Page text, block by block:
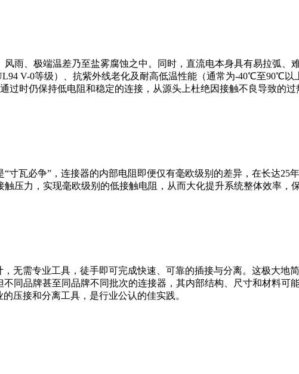
雨、极端温差乃至盐雾腐蚀之中。同时，直流电本身具有易拉弧、
V-0等级）、抗紫外线老化及耐高低温性能（通常为-40℃至90℃
过时仍保持低电阻和稳定的连接，从源头上杜绝因接触不良导致的过
寸瓦必争”，连接器的内部电阻即便仅有毫欧级别的差异，在长达
压力，实现毫欧级别的低接触电阻，从而大化提升系统整体效率，
无需专业工具，徒手即可完成快速、可靠的插接与分离。这极大
同品牌甚至同品牌不同批次的连接器，其内部结构、尺寸和材料可
压接和分离工具，是行业公认的佳实践。